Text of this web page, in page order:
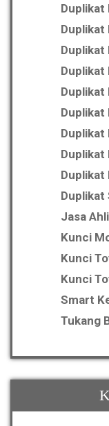
Duplikat
Duplikat
Duplikat
Duplikat
Duplikat
Duplikat
Duplikat
Duplikat
Duplikat
Duplikat
Jasa
Kunci
Kunci
Kunci
Smart
Tukang